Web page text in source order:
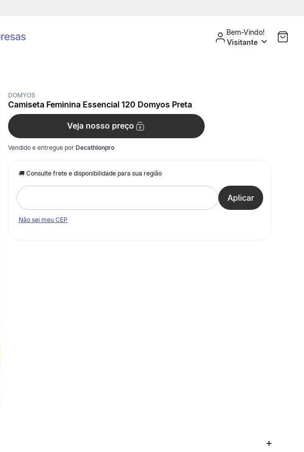
Bem-Vindo!
Visitante
DOMYOS
Camiseta Feminina Essencial 120 Domyos Preta
Veja nosso preço
Vendido e entregue porDecathlonpro
Não sei meu CEP